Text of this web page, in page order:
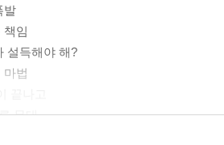
발
책임
설득해야 해?
마법
무대